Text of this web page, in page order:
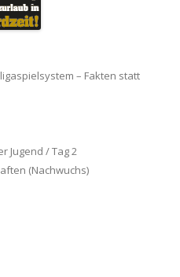
– Fakten statt
Jugend / Tag 2
(Nachwuchs)